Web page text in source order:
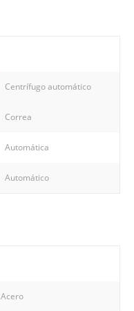
Centrífugo automático
Correa
Automática
Automático
Acero